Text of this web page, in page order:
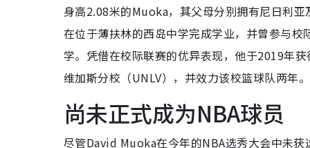
身高2.08米的Muoka，其父母分别拥有尼日利
在位于薄扶林的西岛中学完成学业，并曾参与
学。凭借在校际联赛的优异表现，他于2019年
维加斯分校（UNLV），并效力该校篮球队两年。
尚未正式成为NBA球员
尽管David Muoka在今年的NBA选秀大会中未